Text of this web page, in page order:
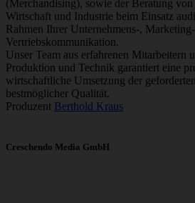
(Merchandising), sowie der Beratung
Wirtschaft und Industrie beim Einsatz
Rahmen Ihrer Unternehmens-,
Vertriebskommunikation.
Unser Team aus erfahrenen Mitarbeitern
Produktion und Technik garantiert eine
wirtschaftliche Umsetzung der
bestmöglicher Qualität.
Produzent Berthold Kraus
Creschendo Media GmbH